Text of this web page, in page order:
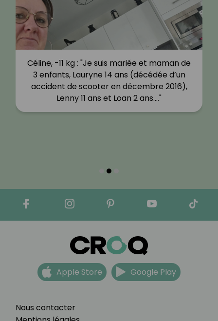
Céline, -11 kg : "Je suis mariée et maman de
3 enfants, Lauryne 14 ans (décédée d’un
accident de scooter en décembre 2016),
Lenny 11 ans et Loan 2 ans.…"
Nous contacter
Apple Store Google Play